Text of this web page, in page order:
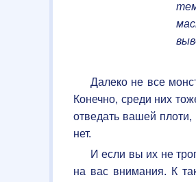
Далеко не все
Конечно, среди них
отведать вашей
нет.
И если вы их не
на вас внимания. К